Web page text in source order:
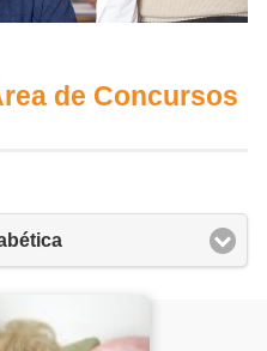
de Concursos